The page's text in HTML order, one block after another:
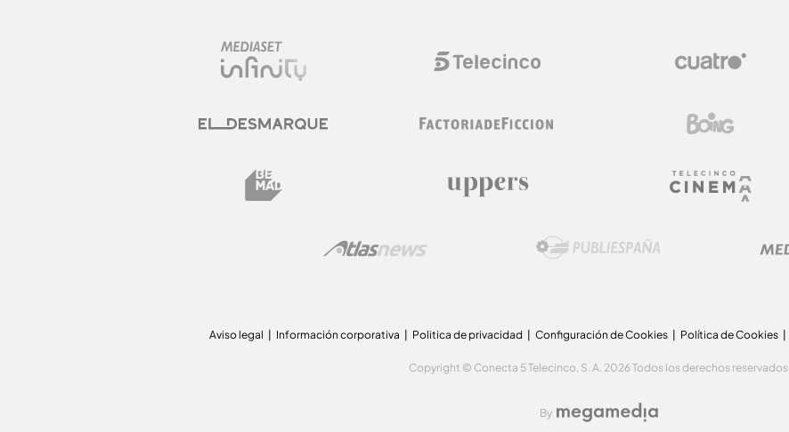
Aviso legal Información corporativa Politica de privacidad Configuración de Cookies Política de Cookies
Copyright © Conecta 5 Telecinco, S. A. 2026 Todos los derechos reservados
By